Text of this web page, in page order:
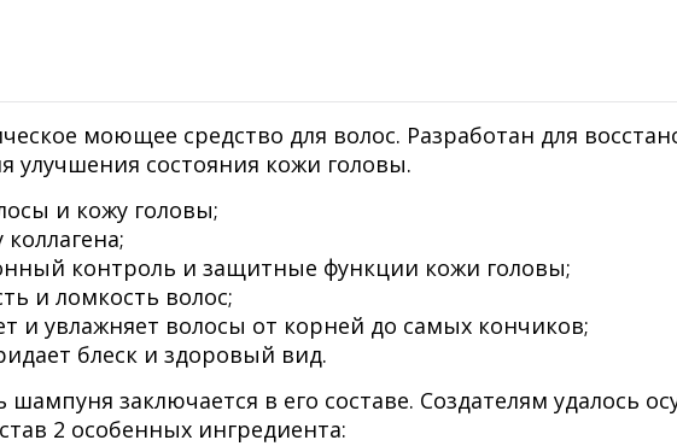
моющее средство для волос. Разработан для
улучшения состояния кожи головы.
и кожу головы;
контроль и защитные функции кожи головы;
и ломкость волос;
и увлажняет волосы от корней до самых кончиков;
блеск и здоровый вид.
заключается в его составе. Создателям удалось
2 особенных ингредиента: